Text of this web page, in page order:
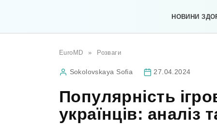
НОВИНИ
EuroMD » Розваги
Sokolovskaya Sofia 27.04.2024
Популярність
українців: аналіз